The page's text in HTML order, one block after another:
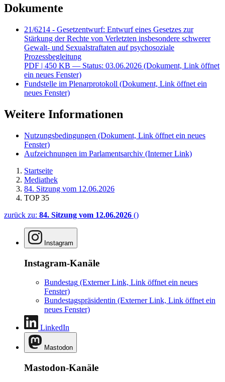
Dokumente
21/6214 - Gesetzentwurf: Entwurf eines Gesetzes zur
Stärkung der Rechte von Verletzten insbesondere schwerer
Gewalt- und Sexualstraftaten auf psychosoziale
Prozessbegleitung
PDF | 450 KB — Status: 03.06.2026 (Dokument, Link öffnet
ein neues Fenster)
Fundstelle im Plenarprotokoll (Dokument, Link öffnet ein
neues Fenster)
Weitere Informationen
Nutzungsbedingungen (Dokument, Link öffnet ein neues
Fenster)
Aufzeichnungen im Parlamentsarchiv (Interner Link)
Startseite
Mediathek
84. Sitzung vom 12.06.2026
TOP 35
zurück zu: 84. Sitzung vom 12.06.2026 ()
Instagram
Instagram-Kanäle
Bundestag (Externer Link, Link öffnet ein neues
Fenster)
Bundestagspräsidentin (Externer Link, Link öffnet ein
neues Fenster)
LinkedIn
Mastodon
Mastodon-Kanäle